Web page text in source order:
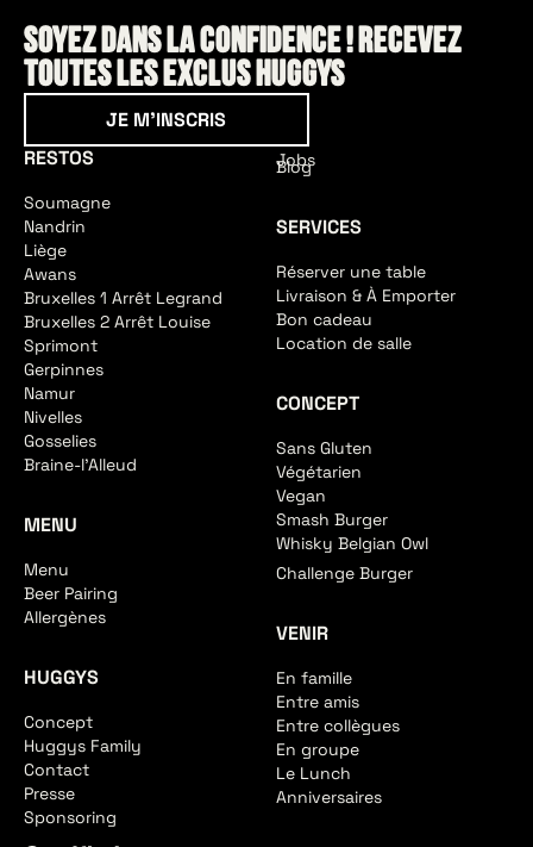
Soyez dans la confidence ! Recevez
toutes les exclus HUGGYS
JE M'INSCRIS
RESTOS
Soumagne
Nandrin
Liège
Awans
Bruxelles 1 Arrêt Legrand
Bruxelles 2 Arrêt Louise
Sprimont
Gerpinnes
Namur
Nivelles
Gosselies
Braine-l'Alleud
MENU
Menu
Beer Pairing
Allergènes
HUGGYS
Concept
Huggys Family
Contact
Presse
Sponsoring
Jobs
Blog
SERVICES
Réserver une table
Livraison & À Emporter
Bon cadeau
Location de salle
CONCEPT
Sans Gluten
Végétarien
Vegan
Smash Burger
Whisky Belgian Owl
Challenge Burger
VENIR
En famille
Entre amis
Entre collègues
En groupe
Le Lunch
Anniversaires